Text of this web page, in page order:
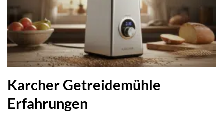
Karcher Getreidemühle
Erfahrungen